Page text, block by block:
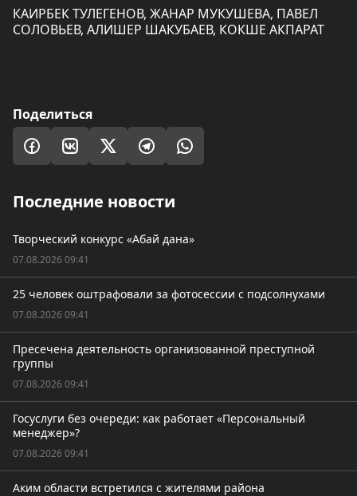
КАИРБЕК ТУЛЕГЕНОВ, ЖАНАР МУКУШЕВА, ПАВЕЛ
СОЛОВЬЕВ, АЛИШЕР ШАКУБАЕВ, КОКШЕ АКПАРАТ
Поделиться
Последние новости
Творческий конкурс «Абай дана»
07.08.2026 09:41
25 человек оштрафовали за фотосессии с подсолнухами
07.08.2026 09:41
Пресечена деятельность организованной преступной
группы
07.08.2026 09:41
Госуслуги без очереди: как работает «Персональный
менеджер»?
07.08.2026 09:41
Аким области встретился с жителями района